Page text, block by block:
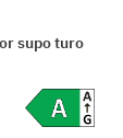
supo turo